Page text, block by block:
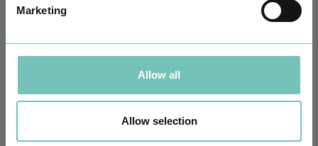
Marketing
Allow all
Allow selection